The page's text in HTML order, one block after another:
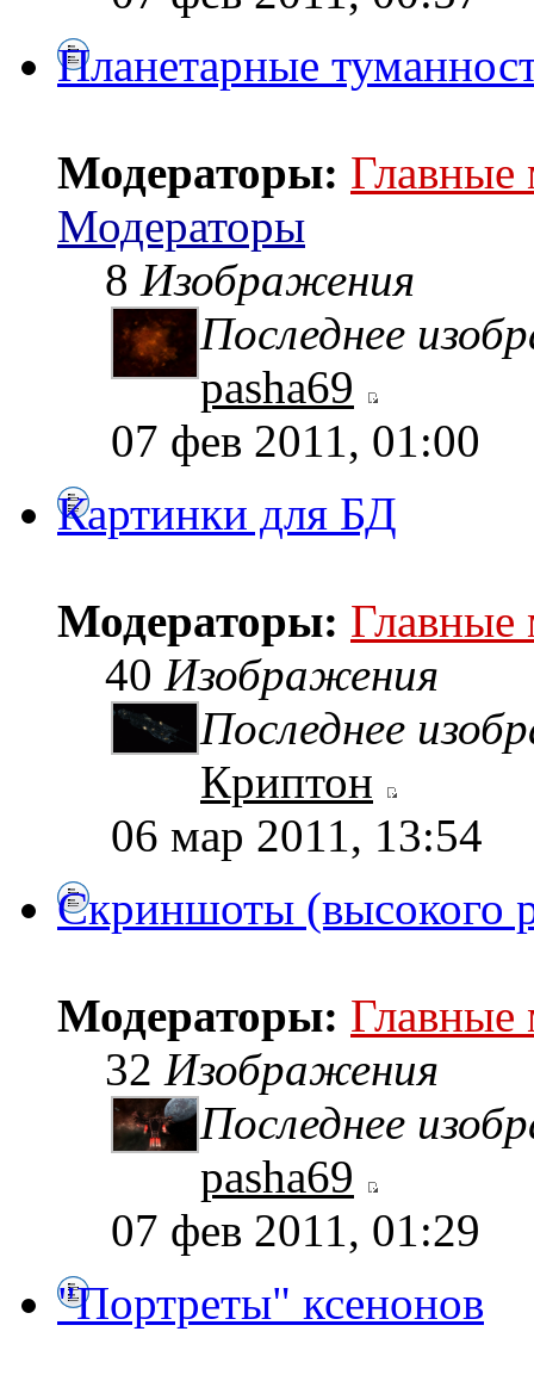
Планетарные
Модераторы: Главные
Модераторы
8 Изображения
Последнее
pasha69
07 фев 2011, 01:00
Картинки для БД
Модераторы: Главные
40 Изображения
Последнее
Криптон
06 мар 2011, 13:54
Скриншоты (высокого
Модераторы: Главные
32 Изображения
Последнее
pasha69
07 фев 2011, 01:29
"Портреты" ксенонов